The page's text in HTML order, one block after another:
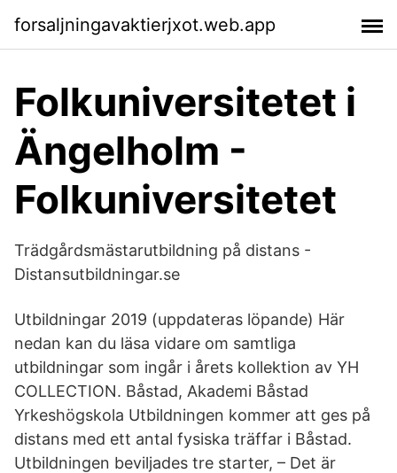
forsaljningavaktierjxot.web.app
Folkuniversitetet i
Ängelholm -
Folkuniversitetet
Trädgårdsmästarutbildning på distans -
Distansutbildningar.se
Utbildningar 2019 (uppdateras löpande) Här
nedan kan du läsa vidare om samtliga
utbildningar som ingår i årets kollektion av YH
COLLECTION. Båstad, Akademi Båstad
Yrkeshögskola Utbildningen kommer att ges på
distans med ett antal fysiska träffar i Båstad.
Utbildningen beviljades tre starter, – Det är